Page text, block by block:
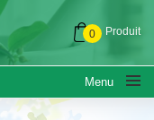
0 Produit
Menu